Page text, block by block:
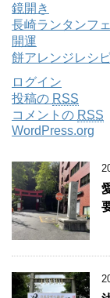
鏡開き
長崎ランタンフ
開運
餅アレンジレシ
ログイン
投稿の RSS
コメントの RSS
WordPress.org